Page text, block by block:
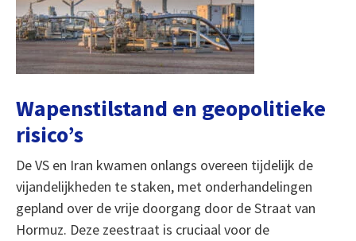
Wapenstilstand en geopolitieke
risico’s
De VS en Iran kwamen onlangs overeen tijdelijk de
vijandelijkheden te staken, met onderhandelingen
gepland over de vrije doorgang door de Straat van
Hormuz. Deze zeestraat is cruciaal voor de